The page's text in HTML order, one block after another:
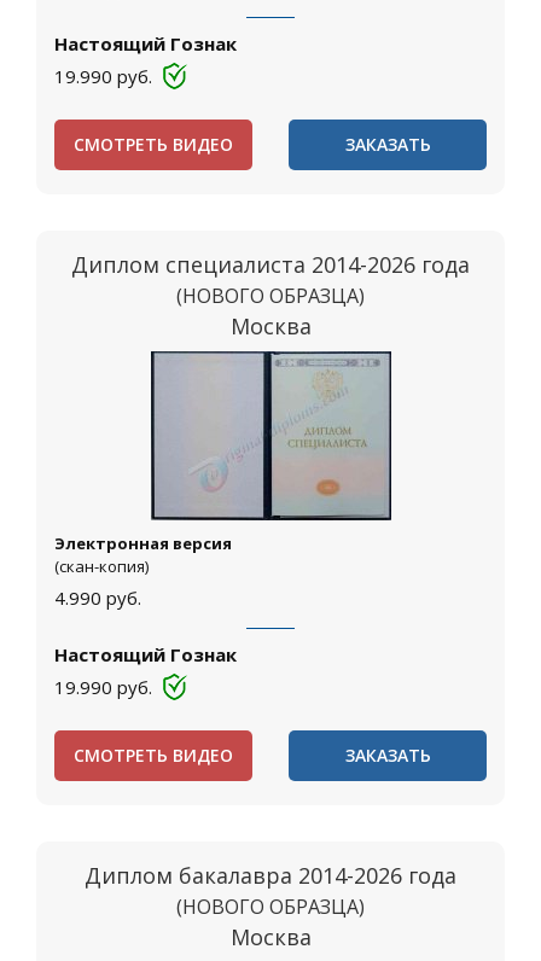
Настоящий Гознак
19.990 руб.
СМОТРЕТЬ ВИДЕО ЗАКАЗАТЬ
Диплом специалиста 2014-2026 года
(НОВОГО ОБРАЗЦА)
Москва
Электронная версия
(скан-копия)
4.990 руб.
Настоящий Гознак
19.990 руб.
СМОТРЕТЬ ВИДЕО ЗАКАЗАТЬ
Диплом бакалавра 2014-2026 года
(НОВОГО ОБРАЗЦА)
Москва